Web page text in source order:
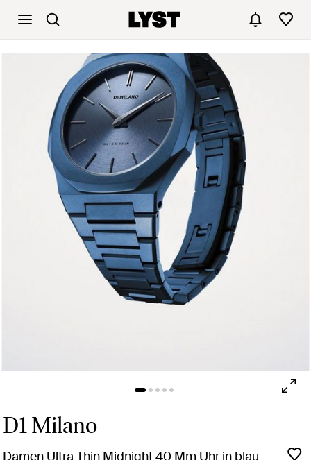
D1 Milano
Damen Ultra Thin Midnight 40 Mm Uhr in blau